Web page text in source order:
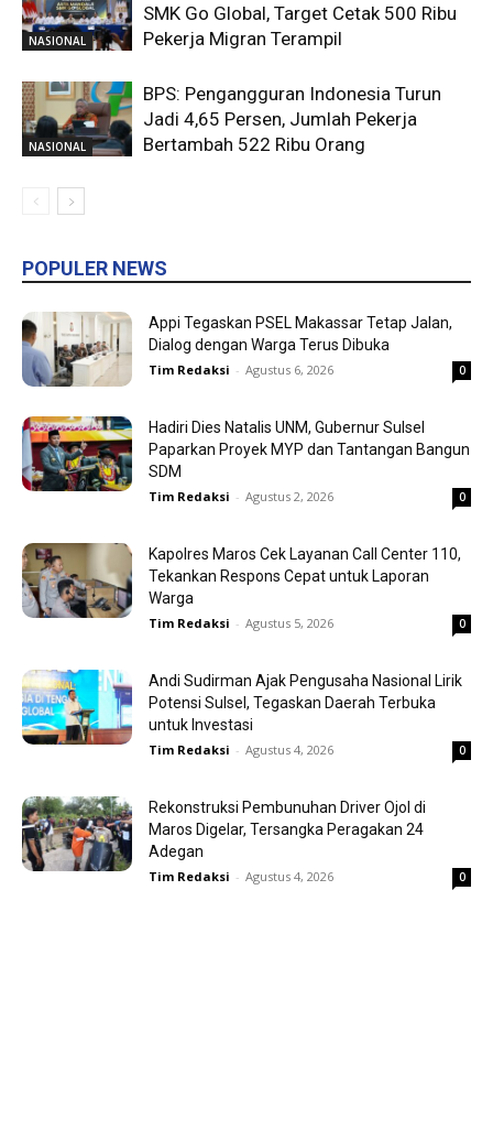
NASIONAL
SMK Go Global, Target Cetak 500 Ribu
Pekerja Migran Terampil
NASIONAL
BPS: Pengangguran Indonesia Turun
Jadi 4,65 Persen, Jumlah Pekerja
Bertambah 522 Ribu Orang
POPULER NEWS
Appi Tegaskan PSEL Makassar Tetap Jalan,
Dialog dengan Warga Terus Dibuka
Tim Redaksi - Agustus 6, 2026 0
Hadiri Dies Natalis UNM, Gubernur Sulsel
Paparkan Proyek MYP dan Tantangan Bangun
SDM
Tim Redaksi - Agustus 2, 2026 0
Kapolres Maros Cek Layanan Call Center 110,
Tekankan Respons Cepat untuk Laporan
Warga
Tim Redaksi - Agustus 5, 2026 0
Andi Sudirman Ajak Pengusaha Nasional Lirik
Potensi Sulsel, Tegaskan Daerah Terbuka
untuk Investasi
Tim Redaksi - Agustus 4, 2026 0
Rekonstruksi Pembunuhan Driver Ojol di
Maros Digelar, Tersangka Peragakan 24
Adegan
Tim Redaksi - Agustus 4, 2026 0